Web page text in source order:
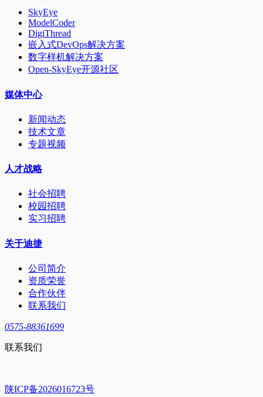
SkyEye
ModelCoder
DigiThread
嵌入式DevOps解决方案
数字样机解决方案
Open-SkyEye开源社区
媒体中心
新闻动态
技术文章
专题视频
人才战略
社会招聘
校园招聘
实习招聘
关于迪捷
公司简介
资质荣誉
合作伙伴
联系我们
0575-88361699
联系我们
陕ICP备2026016723号